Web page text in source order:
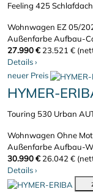
Feeling 425 Schlafdach
Wohnwagen EZ 05/
Außenfarbe Aufbau-
27.990 € 23.521 €
Details›
neuer Preis
HYMER-
Touring 530 Urban
Wohnwagen Ohne
Außenfarbe Aufbau-
30.990 € 26.042 €
Details›